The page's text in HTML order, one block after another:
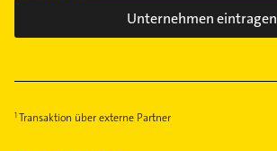
Unternehmen eintragen
Transaktion über externe Partner